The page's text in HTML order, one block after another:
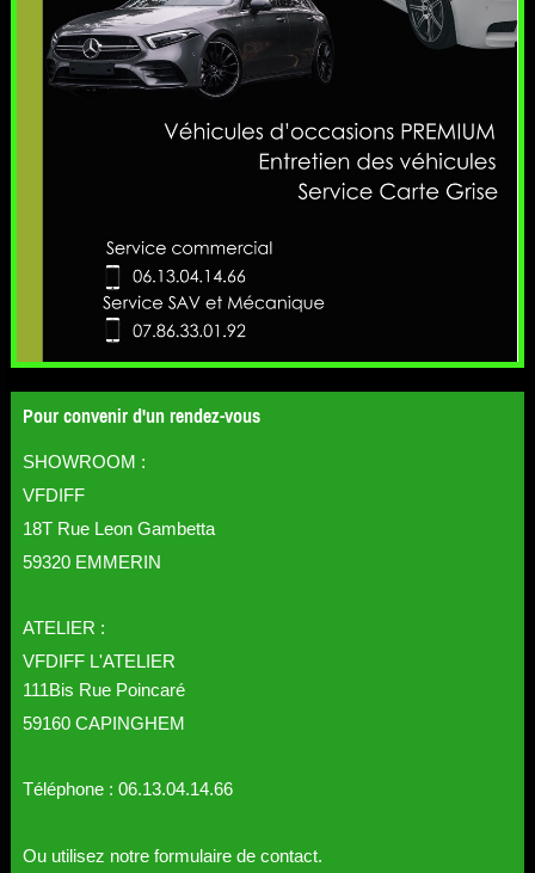
Pour convenir d'un rendez-vous
SHOWROOM :
VFDIFF
18T Rue Leon Gambetta
59320 EMMERIN
ATELIER :
VFDIFF L'ATELIER
111Bis Rue Poincaré
59160 CAPINGHEM
Téléphone : 06.13.04.14.66
Ou utilisez notre formulaire de contact.